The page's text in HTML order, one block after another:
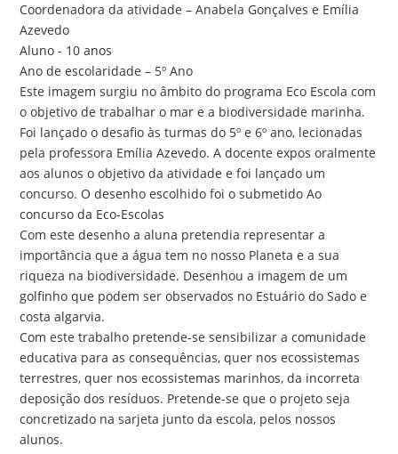
Coordenadora da atividade – Anabela Gonçalves e Emília
Azevedo
Aluno - 10 anos
Ano de escolaridade – 5º Ano
Este imagem surgiu no âmbito do programa Eco Escola com
o objetivo de trabalhar o mar e a biodiversidade marinha.
Foi lançado o desafio às turmas do 5º e 6º ano, lecionadas
pela professora Emília Azevedo. A docente expos oralmente
aos alunos o objetivo da atividade e foi lançado um
concurso. O desenho escolhido foi o submetido Ao
concurso da Eco-Escolas
Com este desenho a aluna pretendia representar a
importância que a água tem no nosso Planeta e a sua
riqueza na biodiversidade. Desenhou a imagem de um
golfinho que podem ser observados no Estuário do Sado e
costa algarvia.
Com este trabalho pretende-se sensibilizar a comunidade
educativa para as consequências, quer nos ecossistemas
terrestres, quer nos ecossistemas marinhos, da incorreta
deposição dos resíduos. Pretende-se que o projeto seja
concretizado na sarjeta junto da escola, pelos nossos
alunos.